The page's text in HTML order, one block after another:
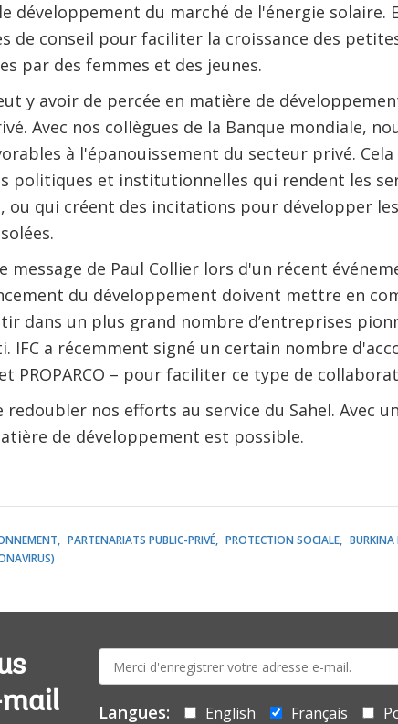
développement du marché de l'énergie solaire.
de conseil pour faciliter la croissance des
par des femmes et des jeunes.
y avoir de percée en matière de
Avec nos collègues de la Banque mondiale,
à l'épanouissement du secteur privé.
politiques et institutionnelles qui rendent les
ou qui créent des incitations pour développer
message de Paul Collier lors d'un récent
du développement doivent mettre en
dans un plus grand nombre d’entreprises
IFC a récemment signé un certain nombre
PROPARCO – pour faciliter ce type de
redoubler nos efforts au service du Sahel. Avec
de développement est possible.
PARTENARIATS PUBLIC-PRIVÉ PROTECTION SOCIALE BURKINA
mail:
Langues: English Français